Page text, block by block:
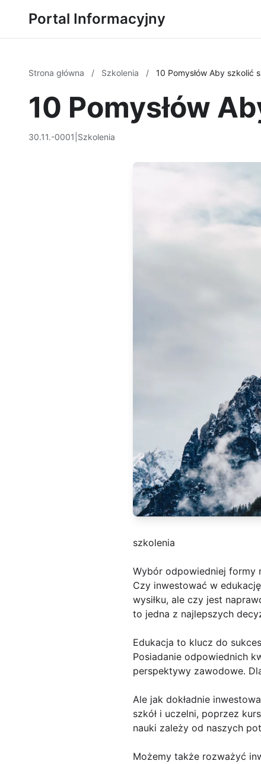
Portal Informacyjny
Strona główna / Szkolenia / 10 Pomysłów Aby szkolić
10 Pomysłów
30.11.-0001 Szkolenia
szkolenia
Wybór odpowiedniej formy
Czy inwestować w
wysiłku, ale czy jest
to jedna z najlepszych
Edukacja to klucz do
Posiadanie odpowiednich
perspektywy zawodowe.
Ale jak dokładnie
szkół i uczelni, poprzez
nauki zależy od naszych
Możemy także rozważyć